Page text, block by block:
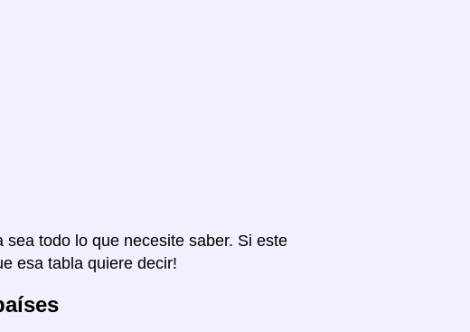
todo lo que necesite saber. Si este
esa tabla quiere decir!